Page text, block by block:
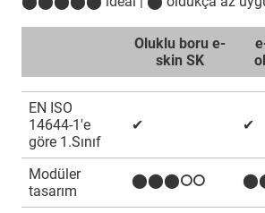
Oluklu boru e-
skin SK
EN ISO
14644-1'e
göre 1.Sınıf
✔ ✔
Modüler
tasarım
⬤⬤⬤⭘⭘